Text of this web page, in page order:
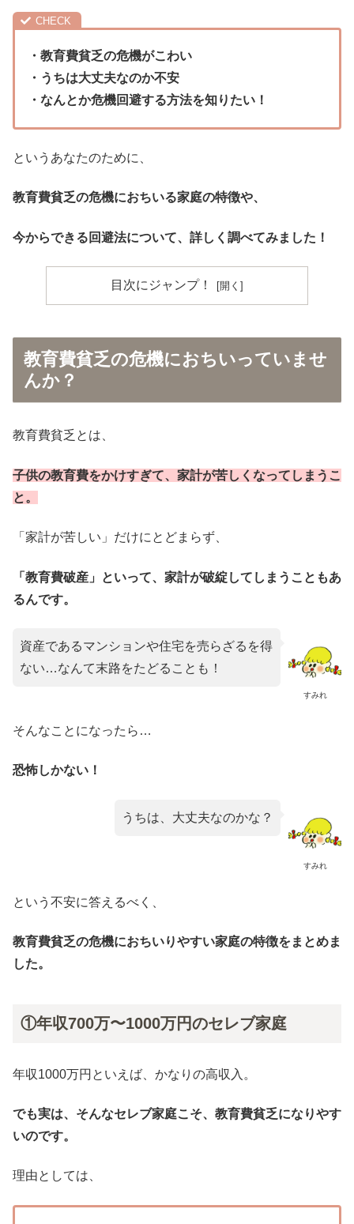
・教育費貧乏の危機がこわい
・うちは大丈夫なのか不安
・なんとか危機回避する方法を知りたい！
というあなたのために、
教育費貧乏の危機におちいる家庭の特徴や、
今からできる回避法について、詳しく調べてみました！
目次にジャンプ！
教育費貧乏の危機におちいっていませ
んか？
教育費貧乏とは、
子供の教育費をかけすぎて、家計が苦しくなってしまうこ
と。
「家計が苦しい」だけにとどまらず、
「教育費破産」といって、家計が破綻してしまうこともあ
るんです。
すみれ
資産であるマンションや住宅を売らざるを得
ない…なんて末路をたどることも！
そんなことになったら…
恐怖しかない！
すみれ
うちは、大丈夫なのかな？
という不安に答えるべく、
教育費貧乏の危機におちいりやすい家庭の特徴をまとめま
した。
①年収700万〜1000万円のセレブ家庭
年収1000万円といえば、かなりの高収入。
でも実は、そんなセレブ家庭こそ、教育費貧乏になりやす
いのです。
理由としては、